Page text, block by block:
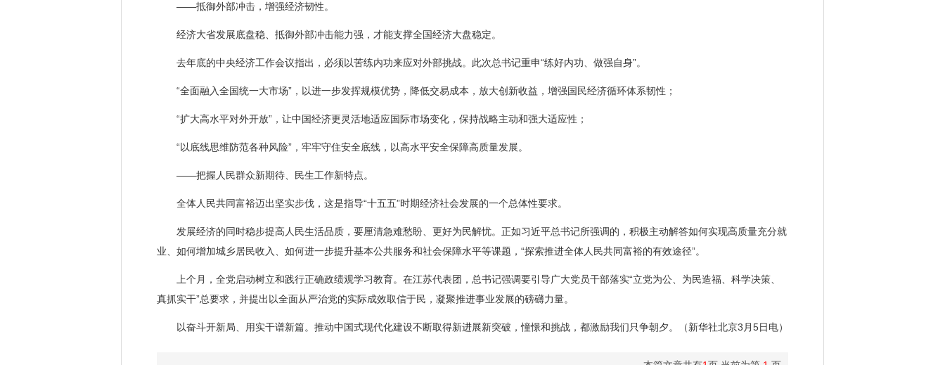
——抵御外部冲击，增强经济韧性。
经济大省发展底盘稳、抵御外部冲击能力强，才能支撑全国经济大盘稳定。
去年底的中央经济工作会议指出，必须以苦练内功来应对外部挑战。此次总书记重申“练好内功、做强自身”。
“全面融入全国统一大市场”，以进一步发挥规模优势，降低交易成本，放大创新收益，增强国民经济循环体系韧性；
“扩大高水平对外开放”，让中国经济更灵活地适应国际市场变化，保持战略主动和强大适应性；
“以底线思维防范各种风险”，牢牢守住安全底线，以高水平安全保障高质量发展。
——把握人民群众新期待、民生工作新特点。
全体人民共同富裕迈出坚实步伐，这是指导“十五五”时期经济社会发展的一个总体性要求。
发展经济的同时稳步提高人民生活品质，要厘清急难愁盼、更好为民解忧。正如习近平总书记所强调的，积极主动解答如何实现高质量充分就
业、如何增加城乡居民收入、如何进一步提升基本公共服务和社会保障水平等课题，“探索推进全体人民共同富裕的有效途径”。
上个月，全党启动树立和践行正确政绩观学习教育。在江苏代表团，总书记强调要引导广大党员干部落实“立党为公、为民造福、科学决策、
真抓实干”总要求，并提出以全面从严治党的实际成效取信于民，凝聚推进事业发展的磅礴力量。
以奋斗开新局、用实干谱新篇。推动中国式现代化建设不断取得新进展新突破，憧憬和挑战，都激励我们只争朝夕。（新华社北京3月5日电）